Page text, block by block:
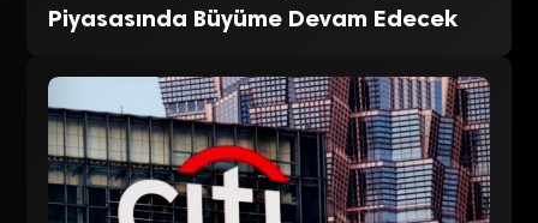
Piyasasında Büyüme Devam Edecek